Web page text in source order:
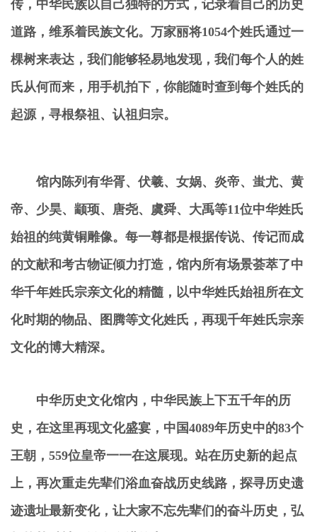
传，中华民族以自己独特的方式，记录着自己的历史
道路，维系着民族文化。万家丽将1054个姓氏通过一
棵树来表达，我们能够轻易地发现，我们每个人的姓
氏从何而来，用手机拍下，你能随时查到每个姓氏的
起源，寻根祭祖、认祖归宗。
馆内陈列有华胥、伏羲、女娲、炎帝、蚩尤、黄
帝、少昊、颛顼、唐尧、虞舜、大禹等11位中华姓氏
始祖的纯黄铜雕像。每一尊都是根据传说、传记而成
的文献和考古物证倾力打造，馆内所有场景荟萃了中
华千年姓氏宗亲文化的精髓，以中华姓氏始祖所在文
化时期的物品、图腾等文化姓氏，再现千年姓氏宗亲
文化的博大精深。
中华历史文化馆内，中华民族上下五千年的历
史，在这里再现文化盛宴，中国4089年历史中的83个
王朝，559位皇帝一一在这展现。站在历史新的起点
上，再次重走先辈们浴血奋战历史线路，探寻历史遗
迹遗址最新变化，让大家不忘先辈们的奋斗历史，弘